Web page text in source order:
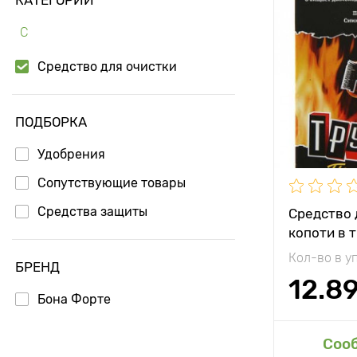
С
Средство для очистки
ПОДБОРКА
Удобрения
Сопутствующие товары
Средства защиты
БРЕНД
Бона Форте
Средство
копоти в
Кол-во в